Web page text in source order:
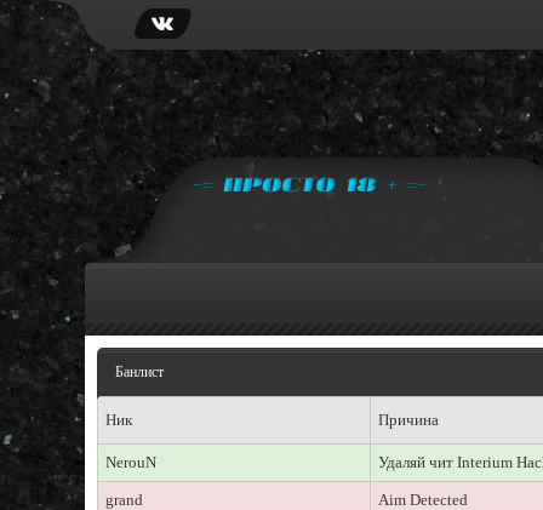
Банлист
Ник Причина
NerouN Удаляй чит Interium
grand Aim Detected